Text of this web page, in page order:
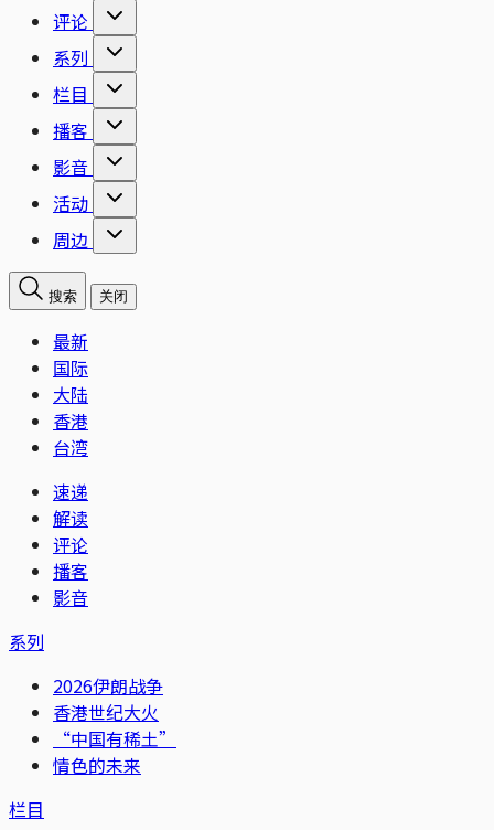
评论
系列
栏目
播客
影音
活动
周边
搜索 关闭
最新
国际
大陆
香港
台湾
速递
解读
评论
播客
影音
系列
2026伊朗战争
香港世纪大火
“中国有稀土”
情色的未来
栏目